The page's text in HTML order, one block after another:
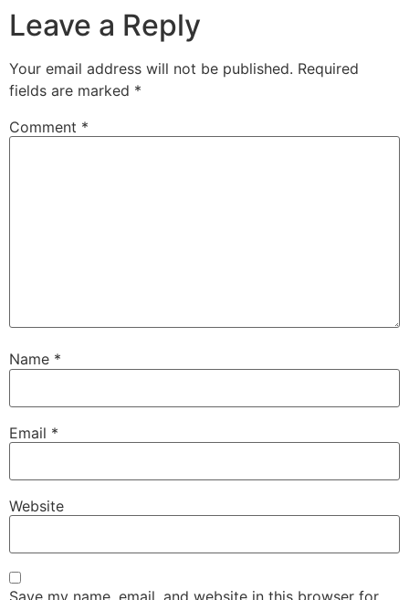
Leave a Reply
Your email address will not be published. Required
fields are marked *
Comment *
Name *
Email *
Website
Save my name, email, and website in this browser for